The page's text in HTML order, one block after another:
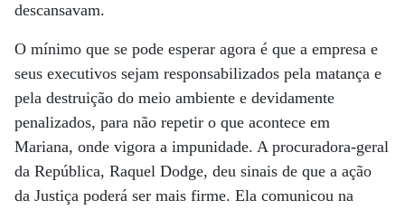
descansavam.
O mínimo que se pode esperar agora é que a empresa e
seus executivos sejam responsabilizados pela matança e
pela destruição do meio ambiente e devidamente
penalizados, para não repetir o que acontece em
Mariana, onde vigora a impunidade. A procuradora-geral
da República, Raquel Dodge, deu sinais de que a ação
da Justiça poderá ser mais firme. Ela comunicou na